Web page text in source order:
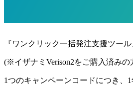
『ワンクリック一括発注支援ツー
(※イザナミVerison2をご購入済み
1つのキャンペーンコードにつき、